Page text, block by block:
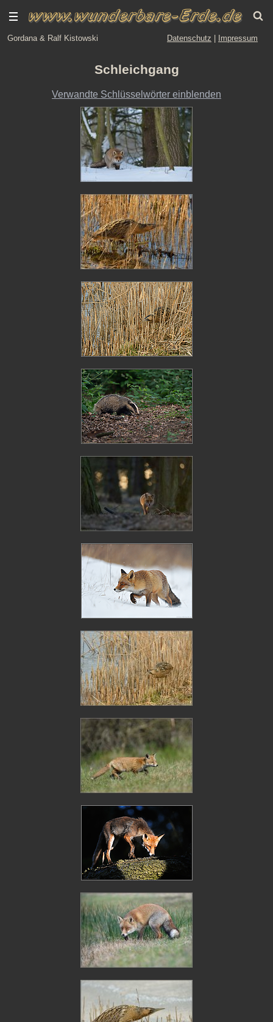
Gordana & Ralf Kistowski Datenschutz Impressum
Schleichgang
Verwandte Schlüsselwörter einblenden